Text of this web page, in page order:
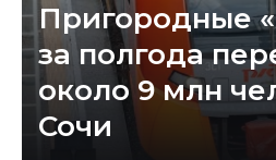
Пригородные
за полгода
около 9 млн
Сочи